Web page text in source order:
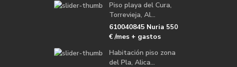
Piso playa del Cura,
Torrevieja, Al...
610040845 Nuria 550
€/mes + gastos
Habitación piso zona
del Pla, Alica...